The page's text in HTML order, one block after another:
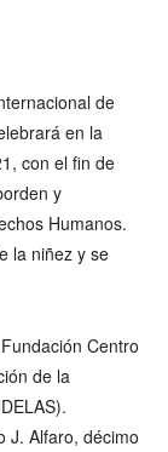
de
en la
con el fin de
y
Humanos.
la niñez y se
Centro
de la
J. Alfaro, décimo